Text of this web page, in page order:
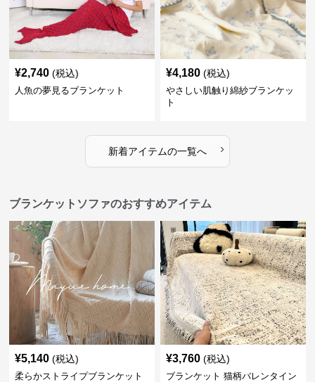
¥2,740 (税込)
人魚の夢見るブランケット
¥4,180 (税込)
やさしい肌触り綿紗ブランケッ
ト
新着アイテムの一覧へ ›
ブランケットソファのおすすめアイテム
¥5,140 (税込)
柔らかストライプブランケット
¥3,760 (税込)
ブランケット 猫柄バレンタイン